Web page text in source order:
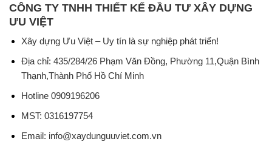
CÔNG TY TNHH THIẾT KẾ ĐẦU TƯ XÂY DỰNG
ƯU VIỆT
Xây dựng Ưu Việt – Uy tín là sự nghiệp phát triển!
Địa chỉ: 435/284/26 Phạm Văn Đồng, Phường 11,Quận Bình
Thạnh,Thành Phố Hồ Chí Minh
Hotline 0909196206
MST: 0316197754
Email: info@xaydunguuviet.com.vn